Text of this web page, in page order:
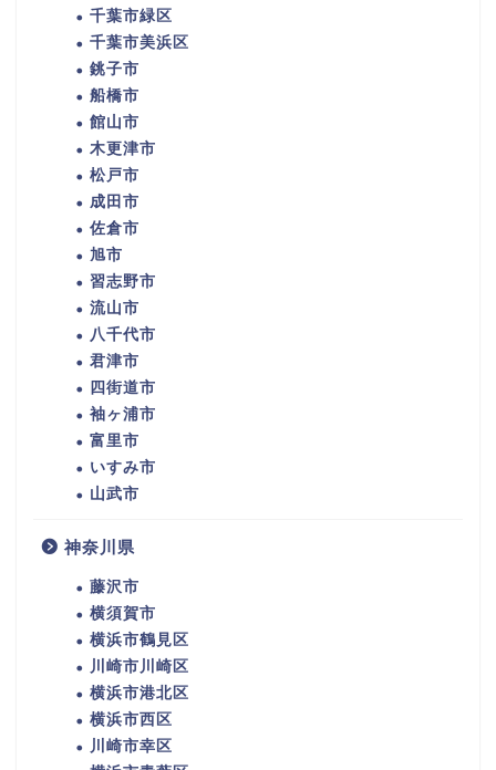
千葉市緑区
千葉市美浜区
銚子市
船橋市
館山市
木更津市
松戸市
成田市
佐倉市
旭市
習志野市
流山市
八千代市
君津市
四街道市
袖ヶ浦市
富里市
いすみ市
山武市
神奈川県
藤沢市
横須賀市
横浜市鶴見区
川崎市川崎区
横浜市港北区
横浜市西区
川崎市幸区